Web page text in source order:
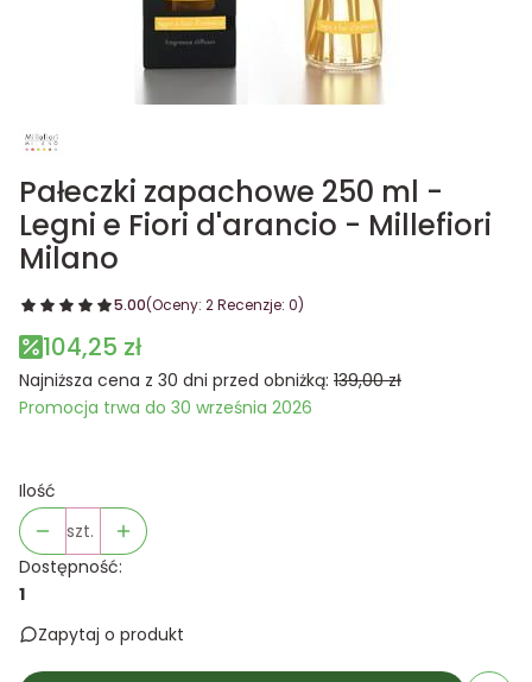
Pałeczki zapachowe 250 ml -
Legni e Fiori d'arancio - Millefiori
Milano
5.00(Oceny: 2 Recenzje: 0)
104,25 zł
Najniższa cena z 30 dni przed obniżką: 139,00 zł
Promocja trwa do 30 września 2026
Ilość
szt.
Dostępność:
1
Zapytaj o produkt